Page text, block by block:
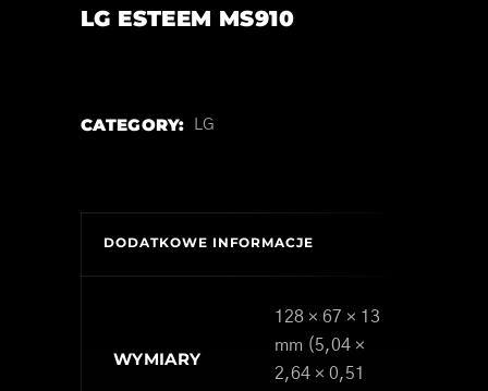
LG ESTEEM MS910
CATEGORY: LG
DODATKOWE INFORMACJE
WYMIARY
128 × 67 × 13
mm (5,04 ×
2,64 × 0,51